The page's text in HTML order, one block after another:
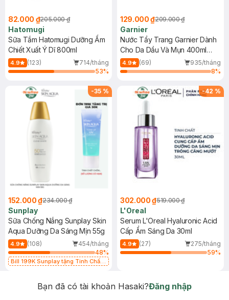
82.000 ₫205.000 ₫
Hatomugi
Sữa Tắm Hatomugi Dưỡng Ẩm
Chiết Xuất Ý Dĩ 800ml
4.9 (123)
714/tháng
53%
129.000 ₫209.000 ₫
Garnier
Nước Tẩy Trang Garnier Dành
Cho Da Dầu Và Mụn 400ml
(Mới)
4.9 (69)
935/tháng
8%
-35 %
152.000 ₫234.000 ₫
Sunplay
Sữa Chống Nắng Sunplay Skin
Aqua Dưỡng Da Sáng Mịn 55g
4.9 (108)
454/tháng
48%
Bill 199K Sunplay tặng Tinh Chất
-42 %
302.000 ₫519.000 ₫
L'Oreal
Serum L'Oreal Hyaluronic Acid
Cấp Ẩm Sáng Da 30ml
4.9 (27)
275/tháng
59%
Bạn đã có tài khoản Hasaki?Đăng nhập